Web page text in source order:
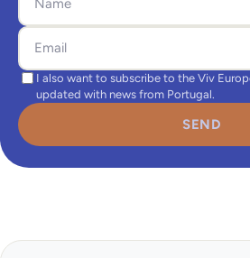
I also want to subscribe to the Viv
updated with news from Portugal.
SEND